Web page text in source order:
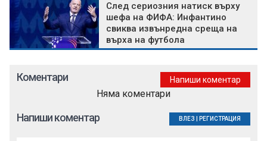
След сериозния натиск върху
шефа на ФИФА: Инфантино
свиква извънредна среща на
върха на футбола
Коментари Напиши коментар
Няма коментари
Напиши коментар ВЛЕЗ РЕГИСТРАЦИЯ